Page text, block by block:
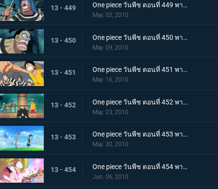
13 - 449 One piece วันพีช ตอนที่ 449 พากย์ไทย อุบายของมาเจลแลน! แผนป้องกันการแหกคุก!
May. 02, 2010
13 - 450 One piece วันพีช ตอนที่ 450 พากย์ไทย ทีมแหกคุกจนมุม! การขัดขวางของปีศาจพิษร้าย!
May. 09, 2010
13 - 451 One piece วันพีช ตอนที่ 451 พากย์ไทย ปาฏิหาริย์ครั้งสุดท้าย! บุกทะลวงประตูแห่งความยุติธรรม!
May. 16, 2010
13 - 452 One piece วันพีช ตอนที่ 452 พากย์ไทย เป้าหมายคือศูนย์ใหญ่กองทัพเรือ! เตรียมออกเรือไปช่วยเอส!
May. 23, 2010
13 - 453 One piece วันพีช ตอนที่ 453 พากย์ไทย พรรคพวกอยู่ไหนกันบ้าง รายงานจากเกาะเวเธอเรียและสัตว์ไซบอร์ก
May. 30, 2010
13 - 454 One piece วันพีช ตอนที่ 454 พากย์ไทย พรรคพวกอยู่ไหนกันบ้าง นกน้อยของแม่นกยักษ์และการประจันหน้าสีชมพู!
Jun. 06, 2010